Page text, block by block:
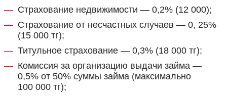
Страхование недвижимости — 0,2% (12 000);
Страхование от несчастных случаев — 0, 25%
(15 000 тг);
Титульное страхование — 0,3% (18 000 тг);
Комиссия за организацию выдачи займа —
0,5% от 50% суммы займа (максимально
100 000 тг);